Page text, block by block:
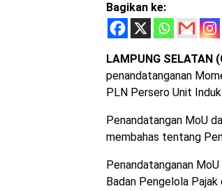
Bagikan ke:
LAMPUNG SELATAN
penandatanganan
PLN Persero Unit
Penandatangan MoU
membahas tentang
Penandatanganan
Badan Pengelola Pajak